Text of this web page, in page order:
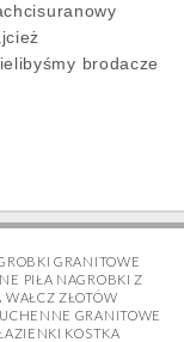
brodacze
GRANITOWE
PIŁA NAGROBKI Z
ZŁOTÓW
GRANITOWE
KOSTKA